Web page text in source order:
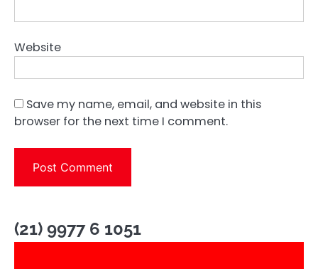
Website
Save my name, email, and website in this
browser for the next time I comment.
(21) 9977 6 1051